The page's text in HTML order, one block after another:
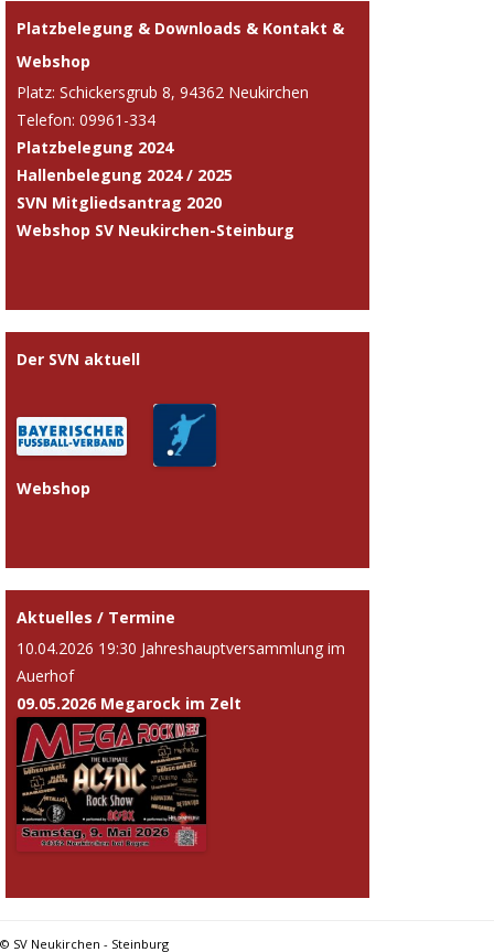
Platzbelegung & Downloads & Kontakt &
Webshop
Platz: Schickersgrub 8, 94362 Neukirchen
Telefon: 09961-334
Platzbelegung 2024
Hallenbelegung 2024 / 2025
SVN Mitgliedsantrag 2020
Webshop SV Neukirchen-Steinburg
Der SVN aktuell
Webshop
Aktuelles / Termine
10.04.2026 19:30 Jahreshauptversammlung im
Auerhof
09.05.2026 Megarock im Zelt
© SV Neukirchen - Steinburg